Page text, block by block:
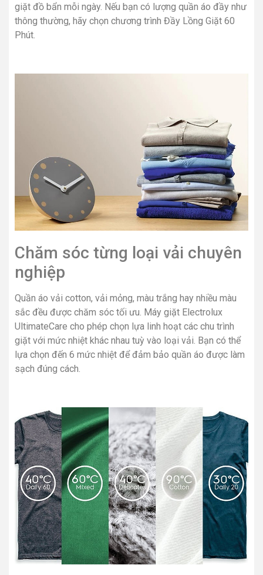
giặt đồ bẩn mỗi ngày. Nếu bạn có lượng quần áo đầy như
thông thường, hãy chọn chương trình Đầy Lồng Giặt 60
Phút.
Chăm sóc từng loại vải chuyên
nghiệp
Quần áo vải cotton, vải mỏng, màu trắng hay nhiều màu
sắc đều được chăm sóc tối ưu. Máy giặt Electrolux
UltimateCare cho phép chọn lựa linh hoạt các chu trình
giặt với mức nhiệt khác nhau tuỳ vào loại vải. Bạn có thể
lựa chọn đến 6 mức nhiệt để đảm bảo quần áo được làm
sạch đúng cách.